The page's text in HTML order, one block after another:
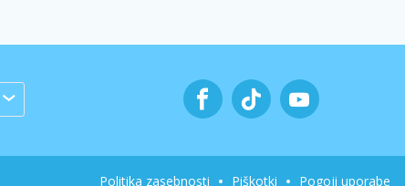
Politika zasebnosti Piškotki Pogoji uporabe